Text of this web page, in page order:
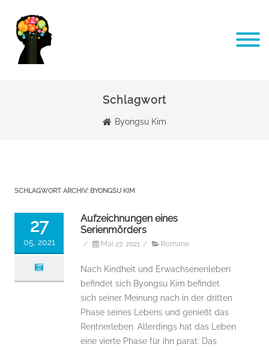
Schlagwort
Byongsu Kim
SCHLAGWORT ARCHIV: BYONGSU KIM
27
05, 2021
Aufzeichnungen eines
Serienmörders
/ Mai 27, 2021 / Romane
Nach Kindheit und Erwachsenenleben
befindet sich Byongsu Kim befindet
sich seiner Meinung nach in der dritten
Phase seines Lebens und genießt das
Rentnerleben. Allerdings hat das Leben
eine vierte Phase für ihn parat: Das